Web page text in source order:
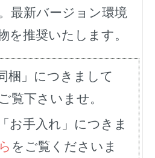
最新バージョン環境
を推奨いたします。
梱」につきまして
覧下さいませ。
お手入れ」につきま
をご覧くださいま